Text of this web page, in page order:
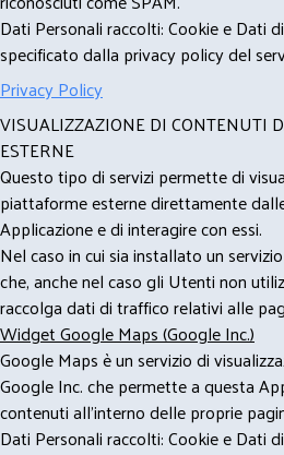
Dati Personali raccolti: Cookie e Dati
specificato dalla privacy policy del
Privacy Policy
VISUALIZZAZIONE DI CONTENUTI
ESTERNE
Questo tipo di servizi permette di
piattaforme esterne direttamente
Applicazione e di interagire con essi.
Nel caso in cui sia installato un
che, anche nel caso gli Utenti non
raccolga dati di traffico relativi alle
Widget Google Maps (Google Inc.)
Google Maps è un servizio di
Google Inc. che permette a questa
contenuti all'interno delle proprie
Dati Personali raccolti: Cookie e Dati